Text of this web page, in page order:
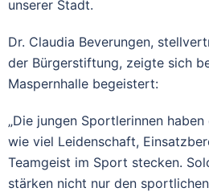
unserer Stadt.
Dr. Claudia Beverungen,
der Bürgerstiftung, zeigte sich
Maspernhalle begeistert:
„Die jungen Sportlerinnen
wie viel Leidenschaft,
Teamgeist im Sport stecken.
stärken nicht nur den